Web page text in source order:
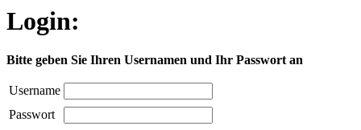
Login:
Bitte geben Sie Ihren Usernamen und Ihr Passwort an
Username
Passwort